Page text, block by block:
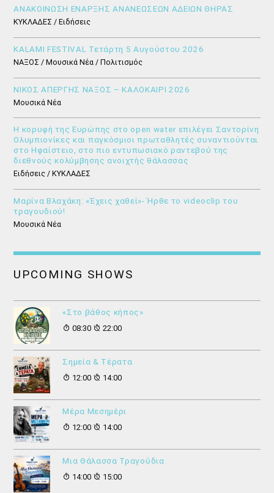
ΑΝΑΚΟΙΝΩΣΗ ΕΝΑΡΞΗΣ ΑΝΑΝΕΩΣΕΩΝ ΑΔΕΙΩΝ ΘΗΡΑΣ
ΚΥΚΛΑΔΕΣ / Ειδήσεις
KALAMI FESTIVAL Τετάρτη 5 Αυγούστου 2026
ΝΑΞΟΣ / Μουσικά Νέα / Πολιτισμός
ΝΙΚΟΣ ΑΠΕΡΓΗΣ ΝΑΞΟΣ – ΚΑΛΟΚΑΙΡΙ 2026
Μουσικά Νέα
Η κορυφή της Ευρώπης στο open water επιλέγει Σαντορίνη
Ολυμπιονίκες και παγκόσμιοι πρωταθλητές συναντιούνται
στο Ηφαίστειο, στο πιο εντυπωσιακό ραντεβού της
διεθνούς κολύμβησης ανοιχτής θάλασσας
Ειδήσεις / ΚΥΚΛΑΔΕΣ
Μαρίνα Βλαχάκη: «Έχεις χαθεί»- Ήρθε το videoclip του
τραγουδιού!
Μουσικά Νέα
UPCOMING SHOWS
«Στο βάθος κήπος»
08:30
22:00
Σημεία & Τέρατα
12:00
14:00
Μέρα Μεσημέρι
12:00
14:00
Μια Θάλασσα Τραγούδια
14:00
15:00